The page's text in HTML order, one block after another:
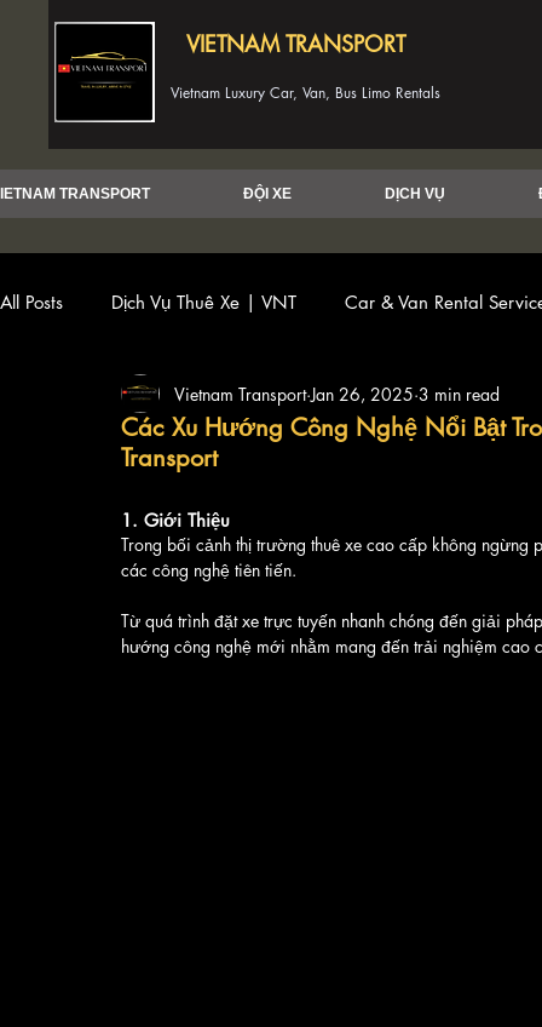
VIETNAM TRANSPORT
Vietnam Luxury Car, Van, Bus Limo Rentals
TRANSPORT ĐỘI XE DỊCH VỤ
All Posts Dịch Vụ Thuê Xe | VNT Car & Van Rental
Các Xu Hướng Công Nghệ Nổi Bật
Transport
Vietnam Transport Jan 26, 2025 3 min read
1. Giới Thiệu
Trong bối cảnh thị trường thuê xe cao cấp không ngừng
các công nghệ tiên tiến.
Từ quá trình đặt xe trực tuyến nhanh chóng đến giải
hướng công nghệ mới nhằm mang đến trải nghiệm cao